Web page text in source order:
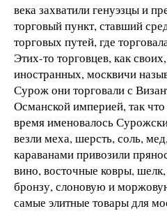
века захватили генуэзцы и
торговый пункт, ставший
торговых путей, где
Этих-то торговцев, как
иностранных, москвичи
Сурож они торговали с
Османской империей, так
время именовалось
везли меха, шерсть, соль,
караванами привозили
вино, восточные ковры,
бронзу, слоновую и
самые элитные товары для